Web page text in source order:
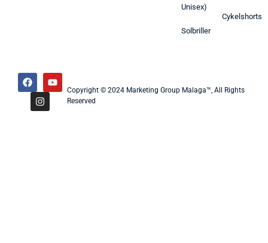
Unisex)
Solbriller
Cykelshorts
Copyright © 2024 Marketing Group Malaga™, All Rights
Reserved